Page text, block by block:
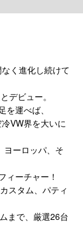
く進化し続けて
デビュー。
運べば、
VW界を大いに
ヨーロッパ、そ
ィーチャー！
スタム、パティ
まで、厳選26台